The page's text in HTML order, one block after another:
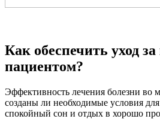
Как обеспечить уход
пациентом?
Эффективность лечения болезни во
созданы ли необходимые условия
спокойный сон и отдых в хорошо